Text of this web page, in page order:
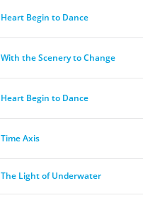
Heart Begin to Dance
With the Scenery to Change
Heart Begin to Dance
Time Axis
The Light of Underwater